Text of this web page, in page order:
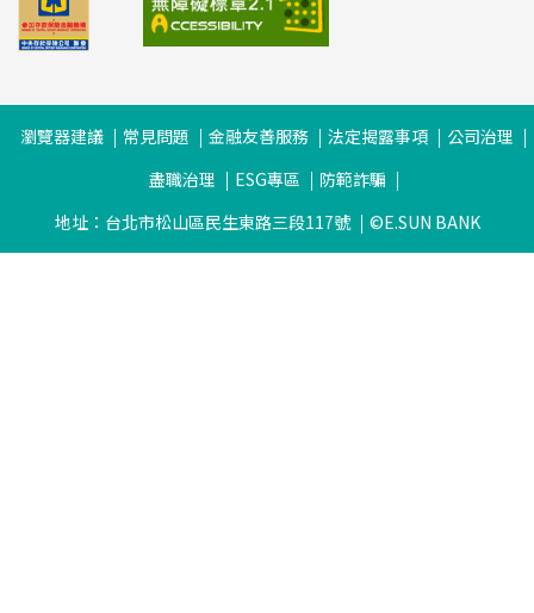
瀏覽器建議 常見問題 金融友善服務 法定揭露事項
公司治理
盡職治理
ESG專區
防範詐騙
地址：台北市松山區民生東路三段117號
©E.SUN BANK